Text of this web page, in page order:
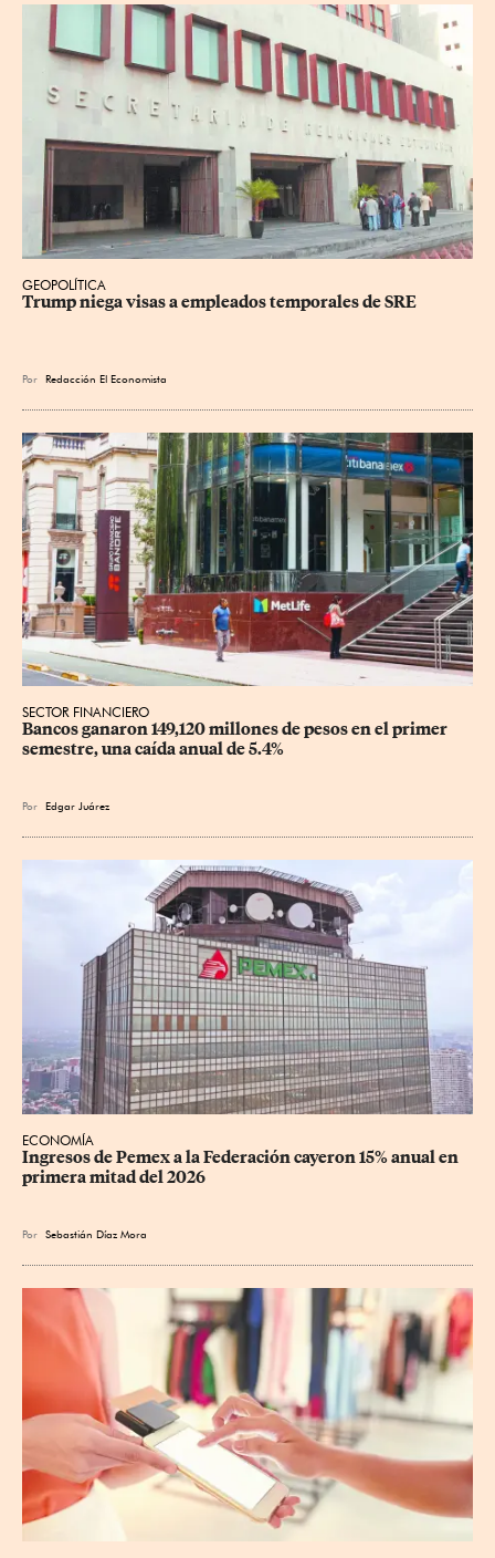
GEOPOLÍTICA
Trump niega visas a empleados temporales de SRE
Por Redacción El Economista
SECTOR FINANCIERO
Bancos ganaron 149,120 millones de pesos en el primer
semestre, una caída anual de 5.4%
Por Edgar Juárez
ECONOMÍA
Ingresos de Pemex a la Federación cayeron 15% anual en
primera mitad del 2026
Por Sebastián Díaz Mora